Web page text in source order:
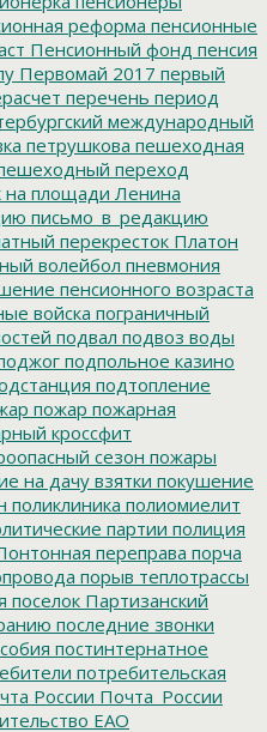
реформа пенсионные
Пенсионный фонд пенсия
Первомай 2017 первый
перечень период
международный
петрушкова пешеходная
переход
на площади Ленина
письмо_в_редакцию
перекресток Платон
волейбол пневмония
пенсионного возраста
войска пограничный
подвал подвоз воды
подпольное казино
подтопление
пожар пожарная
кроссфит
сезон пожары
на дачу взятки покушение
поликлиника полиомиелит
партии полиция
переправа порча
порыв теплотрассы
поселок Партизанский
последние звонки
постинтернатное
потребительская
России Почта_России
ЕАО